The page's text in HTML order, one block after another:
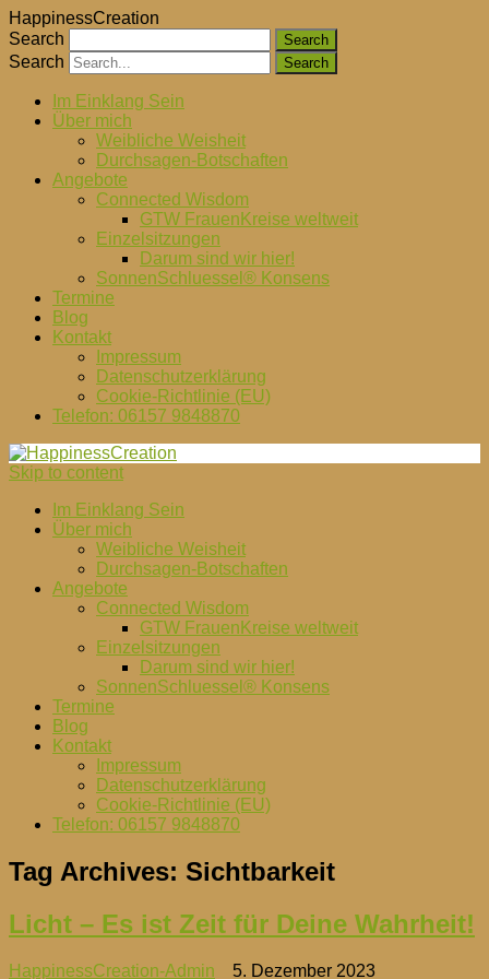
HappinessCreation
Search
Search
Im Einklang Sein
Über mich
Weibliche Weisheit
Durchsagen-Botschaften
Angebote
Connected Wisdom
GTW FrauenKreise weltweit
Einzelsitzungen
Darum sind wir hier!
SonnenSchluessel® Konsens
Termine
Blog
Kontakt
Impressum
Datenschutzerklärung
Cookie-Richtlinie (EU)
Telefon: 06157 9848870
Skip to content
Im Einklang Sein
Über mich
Weibliche Weisheit
Durchsagen-Botschaften
Angebote
Connected Wisdom
GTW FrauenKreise weltweit
Einzelsitzungen
Darum sind wir hier!
SonnenSchluessel® Konsens
Termine
Blog
Kontakt
Impressum
Datenschutzerklärung
Cookie-Richtlinie (EU)
Telefon: 06157 9848870
Tag Archives: Sichtbarkeit
Licht – Es ist Zeit für Deine Wahrheit!
HappinessCreation-Admin 5. Dezember 2023